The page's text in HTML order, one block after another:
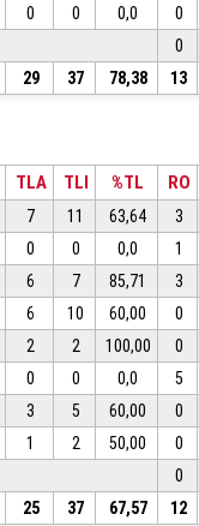
0 0 0,0 0
0
29 37 78,38 13
TLA TLI %TL RO
7 11 63,64 3
0 0 0,0 1
6 7 85,71 3
6 10 60,00 0
2 2 100,00 0
0 0 0,0 5
3 5 60,00 0
1 2 50,00 0
0
25 37 67,57 12